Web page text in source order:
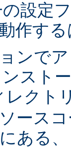
の設定
作す
ンで
スト
レクト
ース
ある